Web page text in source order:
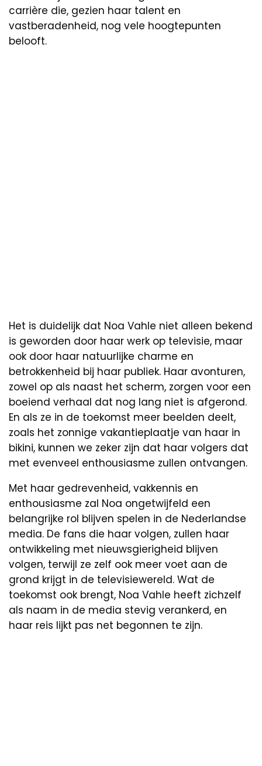
carrière die, gezien haar talent en
vastberadenheid, nog vele hoogtepunten
belooft.
Het is duidelijk dat Noa Vahle niet alleen bekend
is geworden door haar werk op televisie, maar
ook door haar natuurlijke charme en
betrokkenheid bij haar publiek. Haar avonturen,
zowel op als naast het scherm, zorgen voor een
boeiend verhaal dat nog lang niet is afgerond.
En als ze in de toekomst meer beelden deelt,
zoals het zonnige vakantieplaatje van haar in
bikini, kunnen we zeker zijn dat haar volgers dat
met evenveel enthousiasme zullen ontvangen.
Met haar gedrevenheid, vakkennis en
enthousiasme zal Noa ongetwijfeld een
belangrijke rol blijven spelen in de Nederlandse
media. De fans die haar volgen, zullen haar
ontwikkeling met nieuwsgierigheid blijven
volgen, terwijl ze zelf ook meer voet aan de
grond krijgt in de televisiewereld. Wat de
toekomst ook brengt, Noa Vahle heeft zichzelf
als naam in de media stevig verankerd, en
haar reis lijkt pas net begonnen te zijn.